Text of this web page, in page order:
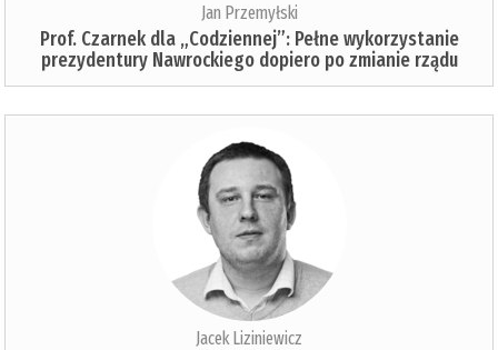
Jan Przemyłski
Prof. Czarnek dla „Codziennej”: Pełne wykorzystanie
prezydentury Nawrockiego dopiero po zmianie rządu
Jacek Liziniewicz